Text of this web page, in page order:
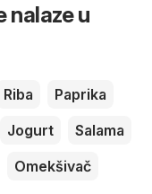
nalaze u
Riba
Paprika
Jogurt
Salama
Omekšivač